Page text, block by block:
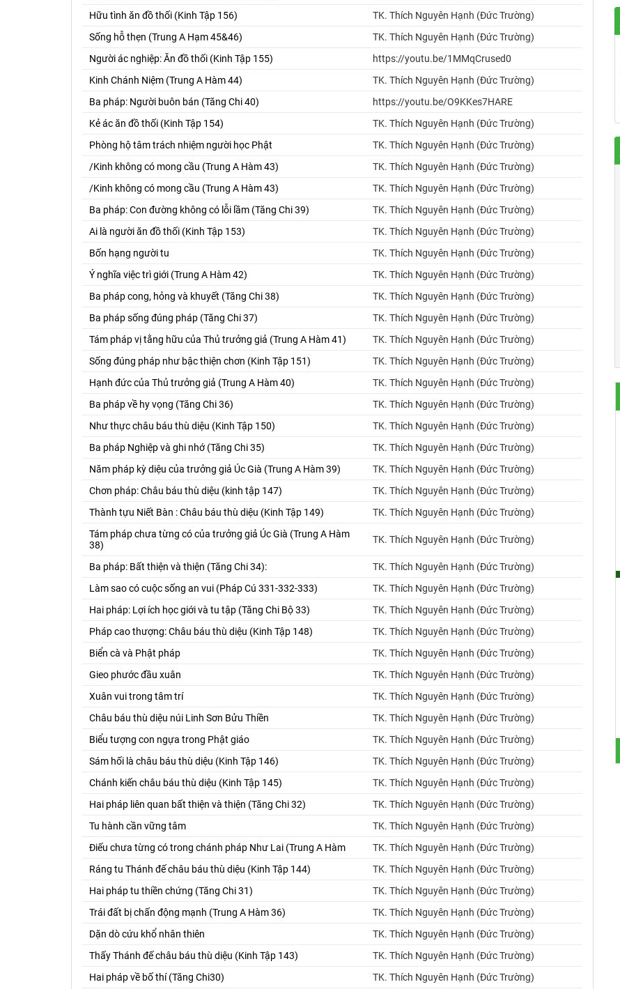
Hữu tình ăn đồ thối (Kinh Tập 156)
TK. Thích Nguyên Hạnh (Đức Trường)
Sống hỗ thẹn (Trung A Hạm 45&46)
TK. Thích Nguyên Hạnh (Đức Trường)
Người ác nghiệp: Ăn đồ thối (Kinh Tập 155)
https://youtu.be/1MMqCrused0
Kinh Chánh Niệm (Trung A Hàm 44)
TK. Thích Nguyên Hạnh (Đức Trường)
Ba pháp: Người buôn bán (Tăng Chi 40)
https://youtu.be/O9KKes7HARE
Kẻ ác ăn đồ thối (Kinh Tập 154)
TK. Thích Nguyên Hạnh (Đức Trường)
Phòng hộ tâm trách nhiệm người học Phật
TK. Thích Nguyên Hạnh (Đức Trường)
/Kinh không có mong cầu (Trung A Hàm 43)
TK. Thích Nguyên Hạnh (Đức Trường)
/Kinh không có mong cầu (Trung A Hàm 43)
TK. Thích Nguyên Hạnh (Đức Trường)
Ba pháp: Con đường không có lỗi lầm (Tăng Chi 39)
TK. Thích Nguyên Hạnh (Đức Trường)
Ai là người ăn đồ thối (Kinh Tập 153)
TK. Thích Nguyên Hạnh (Đức Trường)
Bốn hạng người tu
TK. Thích Nguyên Hạnh (Đức Trường)
Ý nghĩa việc trì giới (Trung A Hàm 42)
TK. Thích Nguyên Hạnh (Đức Trường)
Ba pháp cong, hỏng và khuyết (Tăng Chi 38)
TK. Thích Nguyên Hạnh (Đức Trường)
Ba pháp sống đúng pháp (Tăng Chi 37)
TK. Thích Nguyên Hạnh (Đức Trường)
Tám pháp vị tằng hữu của Thủ trưởng giả (Trung A Hàm 41)
TK. Thích Nguyên Hạnh (Đức Trường)
Sống đúng pháp như bậc thiện chơn (Kinh Tập 151)
TK. Thích Nguyên Hạnh (Đức Trường)
Hạnh đức của Thủ trưởng giả (Trung A Hàm 40)
TK. Thích Nguyên Hạnh (Đức Trường)
Ba pháp về hy vọng (Tăng Chi 36)
TK. Thích Nguyên Hạnh (Đức Trường)
Như thực châu báu thù diệu (Kinh Tập 150)
TK. Thích Nguyên Hạnh (Đức Trường)
Ba pháp Nghiệp và ghi nhớ (Tăng Chi 35)
TK. Thích Nguyên Hạnh (Đức Trường)
Năm pháp kỳ diệu của trưởng giả Úc Già (Trung A Hàm 39)
TK. Thích Nguyên Hạnh (Đức Trường)
Chơn pháp: Châu báu thù diệu (kinh tập 147)
TK. Thích Nguyên Hạnh (Đức Trường)
Thành tựu Niết Bàn : Châu báu thù diệu (Kinh Tập 149)
TK. Thích Nguyên Hạnh (Đức Trường)
Tám pháp chưa từng có của trưởng giả Úc Già (Trung A Hàm
38)
TK. Thích Nguyên Hạnh (Đức Trường)
Ba pháp: Bất thiện và thiện (Tăng Chi 34):
TK. Thích Nguyên Hạnh (Đức Trường)
Làm sao có cuộc sống an vui (Pháp Cú 331-332-333)
TK. Thích Nguyên Hạnh (Đức Trường)
Hai pháp: Lợi ích học giới và tu tập (Tăng Chi Bộ 33)
TK. Thích Nguyên Hạnh (Đức Trường)
Pháp cao thượng: Châu báu thù diệu (Kinh Tập 148)
TK. Thích Nguyên Hạnh (Đức Trường)
Biển cà và Phật pháp
TK. Thích Nguyên Hạnh (Đức Trường)
Gieo phước đầu xuân
TK. Thích Nguyên Hạnh (Đức Trường)
Xuân vui trong tâm trí
TK. Thích Nguyên Hạnh (Đức Trường)
Châu báu thù diệu núi Linh Sơn Bửu Thiền
TK. Thích Nguyên Hạnh (Đức Trường)
Biểu tượng con ngựa trong Phật giáo
TK. Thích Nguyên Hạnh (Đức Trường)
Sám hối là châu báu thù diệu (Kinh Tập 146)
TK. Thích Nguyên Hạnh (Đức Trường)
Chánh kiến châu báu thù diệu (Kinh Tập 145)
TK. Thích Nguyên Hạnh (Đức Trường)
Hai pháp liên quan bất thiện và thiện (Tăng Chi 32)
TK. Thích Nguyên Hạnh (Đức Trường)
Tu hành cần vững tâm
TK. Thích Nguyên Hạnh (Đức Trường)
Điếu chưa từng có trong chánh pháp Như Lai (Trung A Hàm
TK. Thích Nguyên Hạnh (Đức Trường)
Ráng tu Thánh đế châu báu thù diệu (Kinh Tập 144)
TK. Thích Nguyên Hạnh (Đức Trường)
Hai pháp tu thiền chứng (Tăng Chi 31)
TK. Thích Nguyên Hạnh (Đức Trường)
Trái đất bị chấn động mạnh (Trung A Hàm 36)
TK. Thích Nguyên Hạnh (Đức Trường)
Dặn dò cứu khổ nhân thiên
TK. Thích Nguyên Hạnh (Đức Trường)
Thấy Thánh đế châu báu thù diệu (Kinh Tập 143)
TK. Thích Nguyên Hạnh (Đức Trường)
Hai pháp về bố thí (Tăng Chi30)
TK. Thích Nguyên Hạnh (Đức Trường)